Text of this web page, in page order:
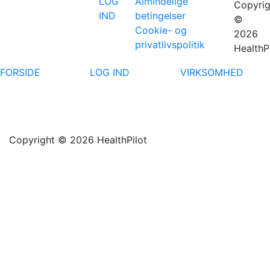
IND
betingelser
Cookie- og
privatlivspolitik
©
2026
FORSIDE
LOG IND VIRKSOMHED
Copyright © 2026 HealthPilot